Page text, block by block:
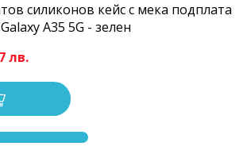
силиконов кейс с мека подплата
A35 5G - зелен
лв.